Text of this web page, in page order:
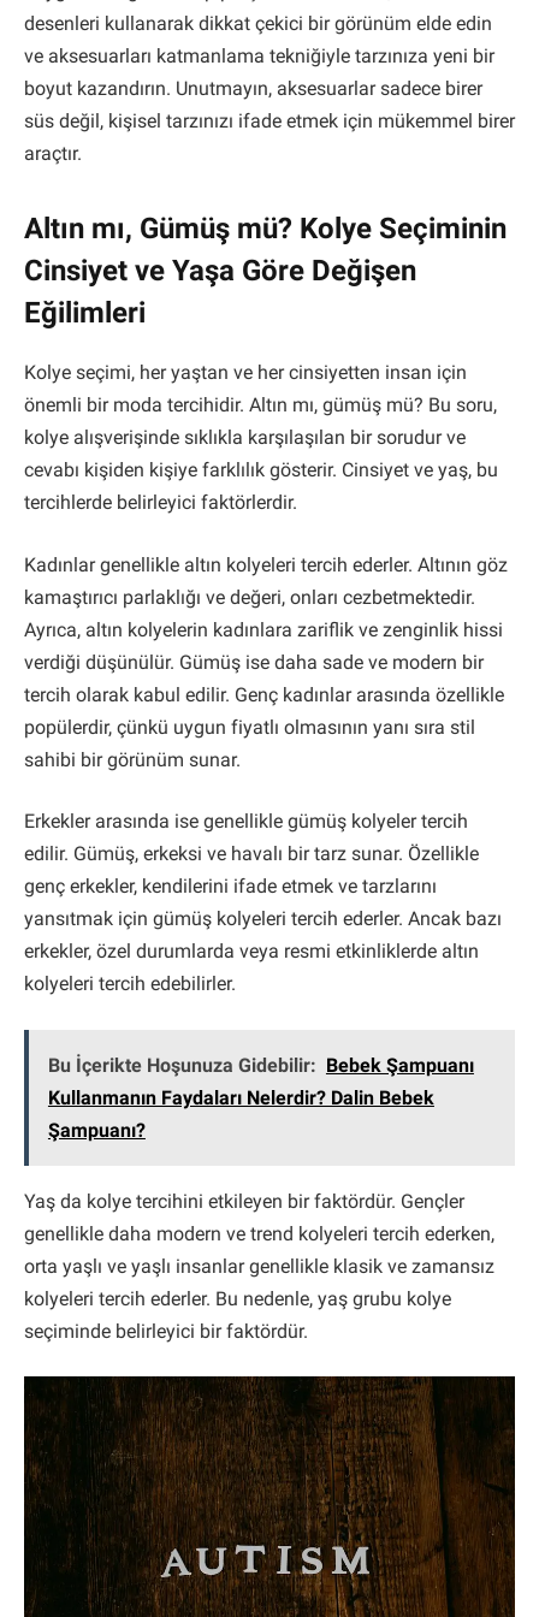
desenleri kullanarak dikkat çekici bir görünüm elde edin
ve aksesuarları katmanlama tekniğiyle tarzınıza yeni bir
boyut kazandırın. Unutmayın, aksesuarlar sadece birer
süs değil, kişisel tarzınızı ifade etmek için mükemmel birer
araçtır.
Altın mı, Gümüş mü? Kolye Seçiminin
Cinsiyet ve Yaşa Göre Değişen
Eğilimleri
Kolye seçimi, her yaştan ve her cinsiyetten insan için
önemli bir moda tercihidir. Altın mı, gümüş mü? Bu soru,
kolye alışverişinde sıklıkla karşılaşılan bir sorudur ve
cevabı kişiden kişiye farklılık gösterir. Cinsiyet ve yaş, bu
tercihlerde belirleyici faktörlerdir.
Kadınlar genellikle altın kolyeleri tercih ederler. Altının göz
kamaştırıcı parlaklığı ve değeri, onları cezbetmektedir.
Ayrıca, altın kolyelerin kadınlara zariflik ve zenginlik hissi
verdiği düşünülür. Gümüş ise daha sade ve modern bir
tercih olarak kabul edilir. Genç kadınlar arasında özellikle
popülerdir, çünkü uygun fiyatlı olmasının yanı sıra stil
sahibi bir görünüm sunar.
Erkekler arasında ise genellikle gümüş kolyeler tercih
edilir. Gümüş, erkeksi ve havalı bir tarz sunar. Özellikle
genç erkekler, kendilerini ifade etmek ve tarzlarını
yansıtmak için gümüş kolyeleri tercih ederler. Ancak bazı
erkekler, özel durumlarda veya resmi etkinliklerde altın
kolyeleri tercih edebilirler.
Bu İçerikte Hoşunuza Gidebilir: Bebek Şampuanı
Kullanmanın Faydaları Nelerdir? Dalin Bebek
Şampuanı?
Yaş da kolye tercihini etkileyen bir faktördür. Gençler
genellikle daha modern ve trend kolyeleri tercih ederken,
orta yaşlı ve yaşlı insanlar genellikle klasik ve zamansız
kolyeleri tercih ederler. Bu nedenle, yaş grubu kolye
seçiminde belirleyici bir faktördür.